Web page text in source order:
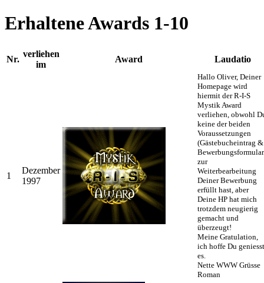
Erhaltene Awards 1-10
Nr.
verliehen
im
Award Laudatio
1
Dezember
1997
Hallo Oliver, Deiner
Homepage wird
hiermit der R-I-S
Mystik Award
verliehen, obwohl
keine der beiden
Voraussetzungen
(Gästebucheintrag &
zur
Weiterbearbeitung
Deiner Bewerbung
erfüllt hast, aber
Deine HP hat mich
trotzdem neugierig
gemacht und
überzeugt!
Meine Gratulation,
ich hoffe Du geniesst
es.
Nette WWW Grüsse
Roman